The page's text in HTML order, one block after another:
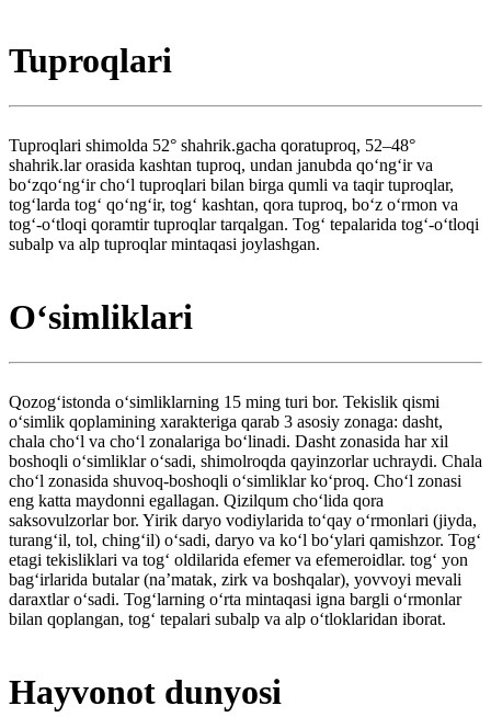
Tuproqlari
Tuproqlari shimolda 52° shahrik.gacha qoratuproq, 52–48°
shahrik.lar orasida kashtan tuproq, undan janubda qoʻngʻir va
boʻzqoʻngʻir choʻl tuproqlari bilan birga qumli va taqir tuproqlar,
togʻlarda togʻ qoʻngʻir, togʻ kashtan, qora tuproq, boʻz oʻrmon va
togʻ-oʻtloqi qoramtir tuproqlar tarqalgan. Togʻ tepalarida togʻ-oʻtloqi
subalp va alp tuproqlar mintaqasi joylashgan.
Oʻsimliklari
Qozogʻistonda oʻsimliklarning 15 ming turi bor. Tekislik qismi
oʻsimlik qoplamining xarakteriga qarab 3 asosiy zonaga: dasht,
chala choʻl va choʻl zonalariga boʻlinadi. Dasht zonasida har xil
boshoqli oʻsimliklar oʻsadi, shimolroqda qayinzorlar uchraydi. Chala
choʻl zonasida shuvoq-boshoqli oʻsimliklar koʻproq. Choʻl zonasi
eng katta maydonni egallagan. Qizilqum choʻlida qora
saksovulzorlar bor. Yirik daryo vodiylarida toʻqay oʻrmonlari (jiyda,
turangʻil, tol, chingʻil) oʻsadi, daryo va koʻl boʻylari qamishzor. Togʻ
etagi tekisliklari va togʻ oldilarida efemer va efemeroidlar. togʻ yon
bagʻirlarida butalar (naʼmatak, zirk va boshqalar), yovvoyi mevali
daraxtlar oʻsadi. Togʻlarning oʻrta mintaqasi igna bargli oʻrmonlar
bilan qoplangan, togʻ tepalari subalp va alp oʻtloklaridan iborat.
Hayvonot dunyosi